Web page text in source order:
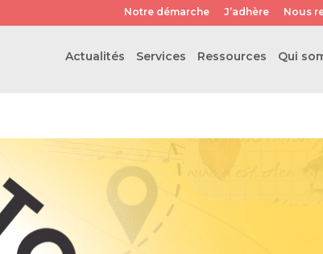
Notre démarche J’adhère Nous
Actualités Services Ressources Qui